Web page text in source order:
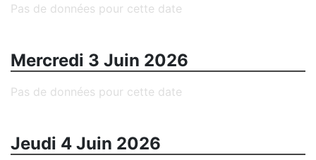
Pas de données pour cette date
Mercredi 3 Juin 2026
Pas de données pour cette date
Jeudi 4 Juin 2026